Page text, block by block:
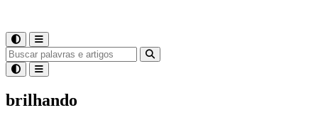
brilhando